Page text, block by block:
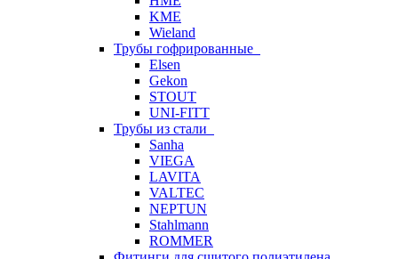
KME
Wieland
Трубы гофрированные
Elsen
Gekon
STOUT
UNI-FITT
Трубы из стали
Sanha
VIEGA
LAVITA
VALTEC
NEPTUN
Stahlmann
ROMMER